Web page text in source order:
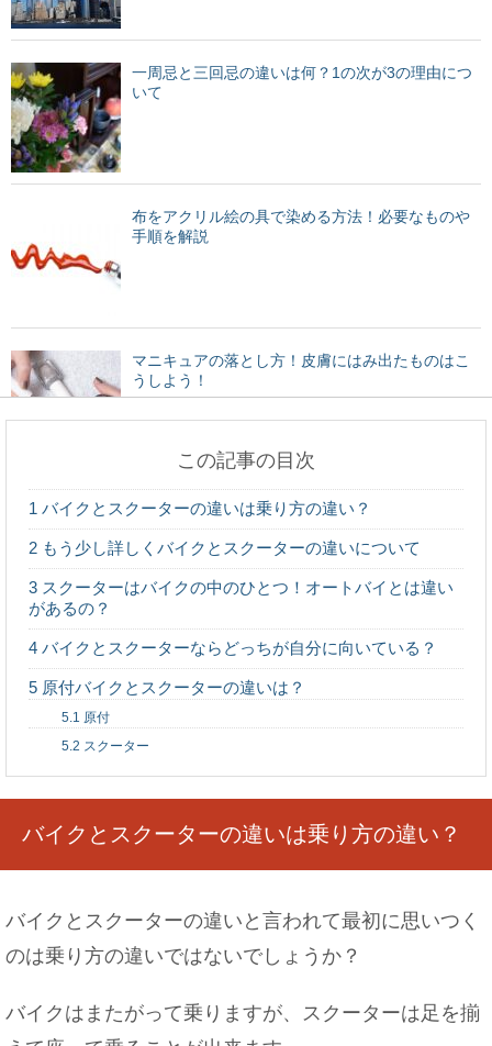
一周忌と三回忌の違いは何？1の次が3の理由につ
いて
布をアクリル絵の具で染める方法！必要なものや
手順を解説
マニキュアの落とし方！皮膚にはみ出たものはこ
うしよう！
付き合ってない男性から旅行に誘われたら部屋別
髪の毛は一ヶ月に2センチ伸びるって本当？平均は
○センチ！
人身事故の罰金の通知が来ない・・・実は地域に
よって違う！
この記事の目次
1 バイクとスクーターの違いは乗り方の違い？
2 もう少し詳しくバイクとスクーターの違いについて
3 スクーターはバイクの中のひとつ！オートバイとは違い
があるの？
4 バイクとスクーターならどっちが自分に向いている？
5 原付バイクとスクーターの違いは？
5.1 原付
5.2 スクーター
バイクとスクーターの違いは乗り方の違い？
バイクとスクーターの違いと言われて最初に思いつく
のは乗り方の違いではないでしょうか？
バイクはまたがって乗りますが、スクーターは足を揃